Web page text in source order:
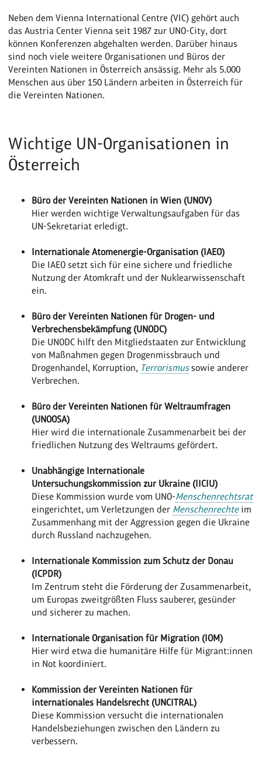
Neben dem Vienna International Centre (VIC) gehört auch
das Austria Center Vienna seit 1987 zur UNO-City, dort
können Konferenzen abgehalten werden. Darüber hinaus
sind noch viele weitere Organisationen und Büros der
Vereinten Nationen in Österreich ansässig. Mehr als 5.000
Menschen aus über 150 Ländern arbeiten in Österreich für
die Vereinten Nationen.
Wichtige UN-Organisationen in
Österreich
Büro der Vereinten Nationen in Wien (UNOV)
Hier werden wichtige Verwaltungsaufgaben für das
UN-Sekretariat erledigt.
Internationale Atomenergie-Organisation (IAEO)
Die IAEO setzt sich für eine sichere und friedliche
Nutzung der Atomkraft und der Nuklearwissenschaft
ein.
Büro der Vereinten Nationen für Drogen- und
Verbrechensbekämpfung (UNODC)
Die UNODC hilft den Mitgliedstaaten zur Entwicklung
von Maßnahmen gegen Drogenmissbrauch und
Drogenhandel, Korruption, Terrorismussowie anderer
Verbrechen.
Büro der Vereinten Nationen für Weltraumfragen
(UNOOSA)
Hier wird die internationale Zusammenarbeit bei der
friedlichen Nutzung des Weltraums gefördert.
Unabhängige Internationale
Untersuchungskommission zur Ukraine (IICIU)
Diese Kommission wurde vom UNO-Menschenrechtsrat
eingerichtet, um Verletzungen der Menschenrechteim
Zusammenhang mit der Aggression gegen die Ukraine
durch Russland nachzugehen.
Internationale Kommission zum Schutz der Donau
(ICPDR)
Im Zentrum steht die Förderung der Zusammenarbeit,
um Europas zweitgrößten Fluss sauberer, gesünder
und sicherer zu machen.
Internationale Organisation für Migration (IOM)
Hier wird etwa die humanitäre Hilfe für Migrant:innen
in Not koordiniert.
Kommission der Vereinten Nationen für
internationales Handelsrecht (UNCITRAL)
Diese Kommission versucht die internationalen
Handelsbeziehungen zwischen den Ländern zu
verbessern.